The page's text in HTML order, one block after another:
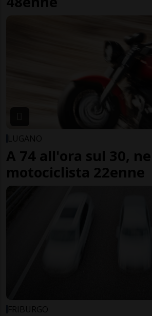
LUGANO
A 74 all'ora sul 30,
motociclista 22enne
FRIBURGO